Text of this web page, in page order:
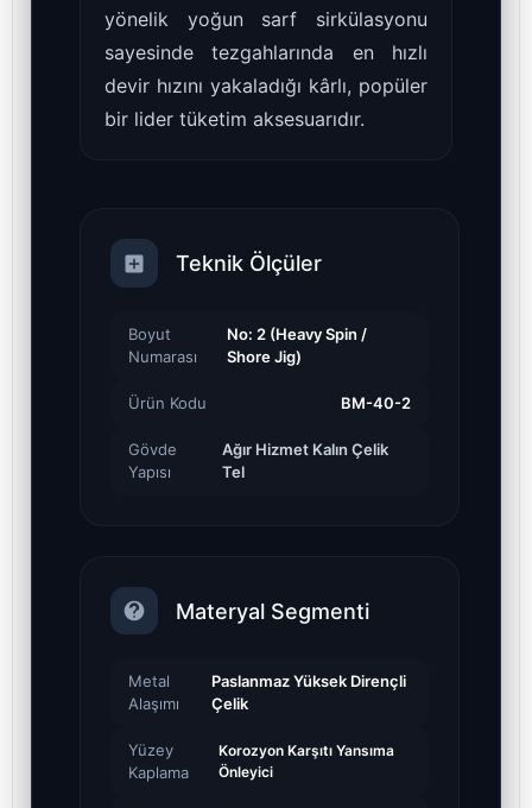
yönelik yoğun sarf sirkülasyonu
sayesinde tezgahlarında en hızlı
devir hızını yakaladığı kârlı, popüler
bir lider tüketim aksesuarıdır.
Teknik Ölçüler
Boyut
Numarası
No: 2 (Heavy Spin /
Shore Jig)
Ürün Kodu BM-40-2
Gövde
Yapısı
Ağır Hizmet Kalın Çelik
Tel
Materyal Segmenti
Metal
Alaşımı
Paslanmaz Yüksek Dirençli
Çelik
Yüzey
Kaplama
Korozyon Karşıtı Yansıma
Önleyici